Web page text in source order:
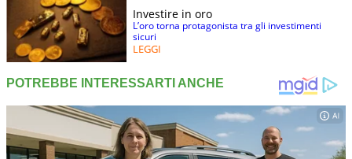
Investire in oro
L’oro torna protagonista tra gli investimenti
sicuri
LEGGI